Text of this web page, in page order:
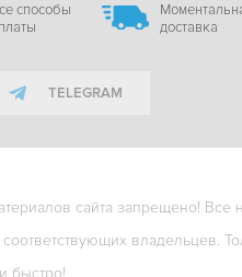
способы
доставка
TELEGRAM
сайта запрещено! Все
владельцев.
быстро!